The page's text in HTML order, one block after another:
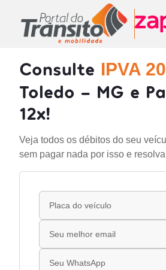
Consulte IPVA
Toledo - MG e
12x!
Veja todos os débitos do seu
sem pagar nada por isso e